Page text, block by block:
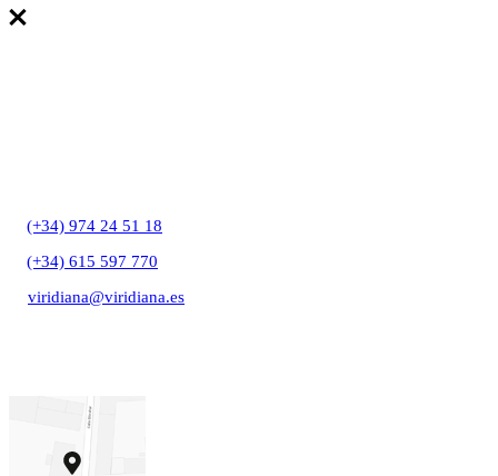
(+34) 974 24 51 18
(+34) 615 597 770
viridiana@viridiana.es